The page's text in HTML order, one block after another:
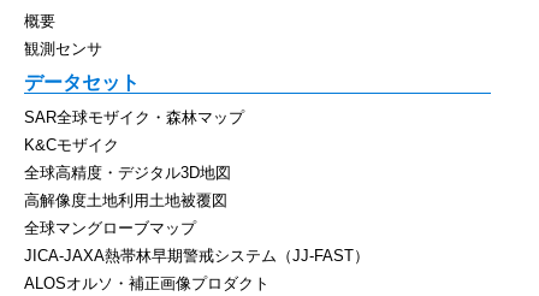
概要
観測センサ
データセット
SAR全球モザイク・森林マップ
K&Cモザイク
全球高精度・デジタル3D地図
高解像度土地利用土地被覆図
全球マングローブマップ
JICA-JAXA熱帯林早期警戒システム（JJ-FAST）
ALOSオルソ・補正画像プロダクト